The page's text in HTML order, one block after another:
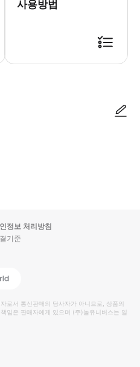
사용방법
정보 처리방침
기준
로서 통신판매의 당사자가 아니므로, 상품의
임은 판매자에게 있으며 (주)놀유니버스는 일